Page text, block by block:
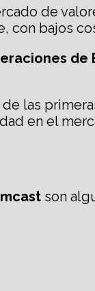
de
con bajos
de
las
en el
son